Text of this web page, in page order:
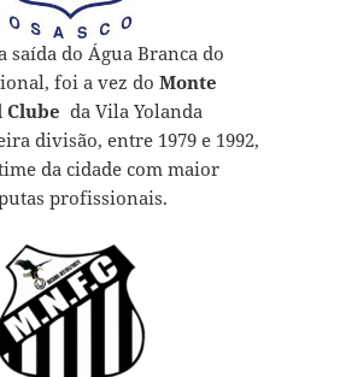
saída do Água Branca do
foi a vez do Monte
Clube da Vila Yolanda
divisão, entre 1979 e 1992,
da cidade com maior
profissionais.